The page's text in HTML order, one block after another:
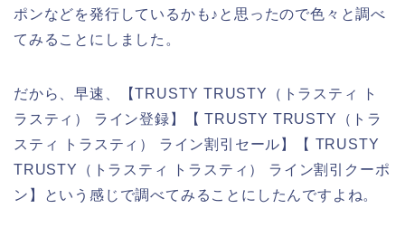
ポンなどを発行しているかも♪と思ったので色々と調べ
てみることにしました。
だから、早速、【TRUSTY TRUSTY（トラスティ ト
ラスティ） ライン登録】【 TRUSTY TRUSTY（トラ
スティ トラスティ） ライン割引セール】【 TRUSTY
TRUSTY（トラスティ トラスティ） ライン割引クーポ
ン】という感じで調べてみることにしたんですよね。